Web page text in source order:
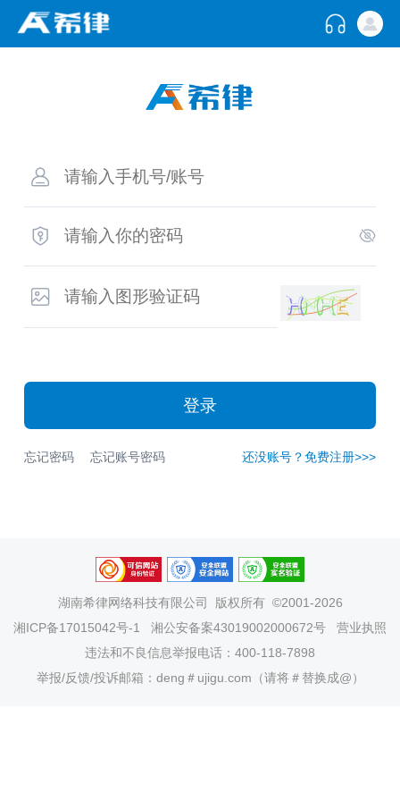
登录
忘记密码 忘记账号密码 还没账号？免费注册>>>
湖南希律网络科技有限公司
版权所有 ©2001-2026
湘ICP备17015042号-1
湘公安备案43019002000672号
营业执照
违法和不良信息举报电话：400-118-7898
举报/反馈/投诉邮箱：deng＃ujigu.com（请将＃替换成@）